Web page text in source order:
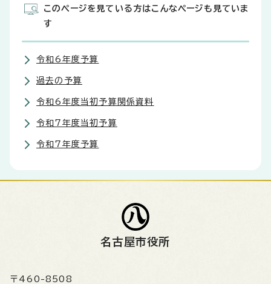
このページを見ている方はこんなページも見ていま
す
令和6年度予算
過去の予算
令和6年度当初予算関係資料
令和7年度当初予算
令和7年度予算
名古屋市役所
〒460-8508